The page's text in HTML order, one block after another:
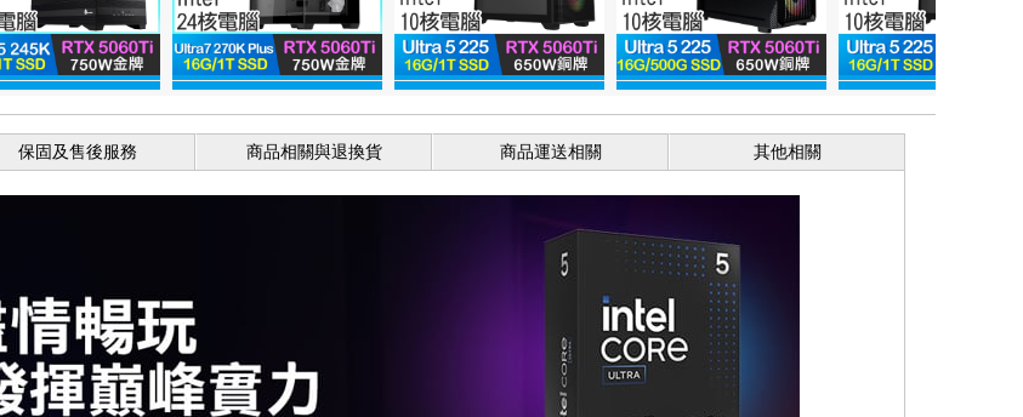
保固及售後服務 商品相關與退換貨 商品運送相關 其他相關